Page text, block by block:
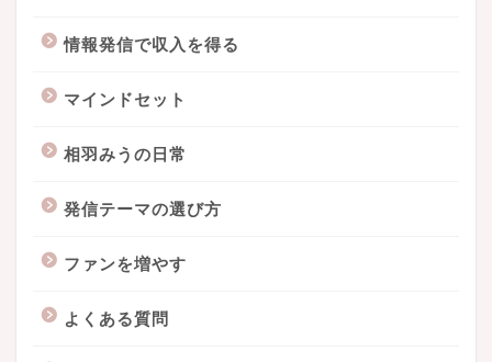
情報発信で収入を得る
マインドセット
相羽みうの日常
発信テーマの選び方
ファンを増やす
よくある質問